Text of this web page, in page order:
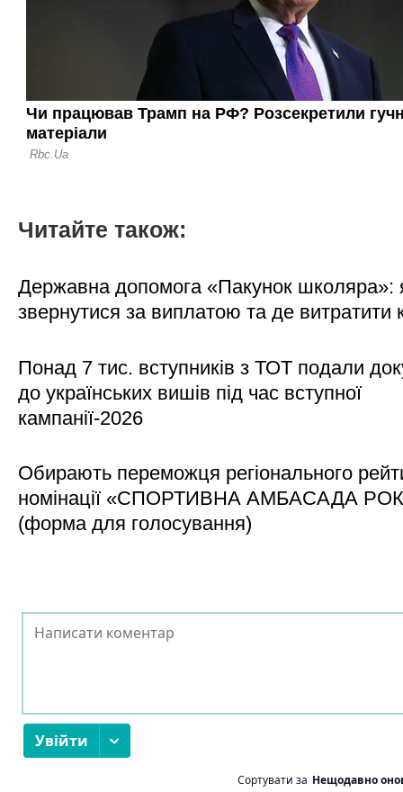
Читайте також:
Державна допомога «Пакунок школяра»:
звернутися за виплатою та де витратити
Понад 7 тис. вступників з ТОТ подали
до українських вишів під час вступної
кампанії-2026
Обирають переможця регіонального
номінації «СПОРТИВНА АМБАСАДА
(форма для голосування)